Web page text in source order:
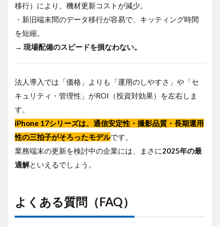
移行）により、機材更新コストが減少。
・新旧端末間のデータ移行が容易で、キッティング時間
を短縮。
→ 現場配備のスピードを損なわない。
法人導入では「価格」よりも「運用のしやすさ」や「セ
キュリティ・管理性」がROI（投資対効果）を左右しま
す。
iPhone 17シリーズは、通信安定性・撮影品質・長期運用
性の三拍子がそろったモデルです。
業務端末の更新を検討中の企業には、まさに2025年の最
適解といえるでしょう。
よくある質問（FAQ）